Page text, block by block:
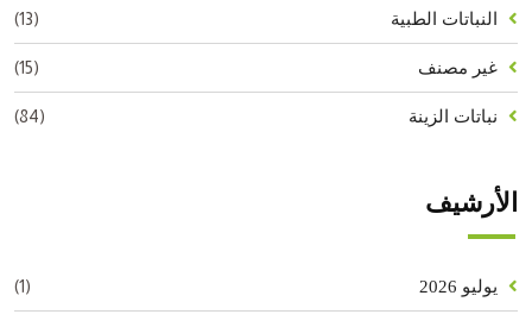
النباتات الطبية (13)
غير مصنف (15)
نباتات الزينة (84)
الأرشيف
يوليو 2026 (1)